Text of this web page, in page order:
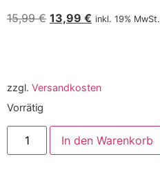
15,99€ 13,99 € inkl. 19% MwSt.
zzgl. Versandkosten
Vorrätig
In den Warenkorb